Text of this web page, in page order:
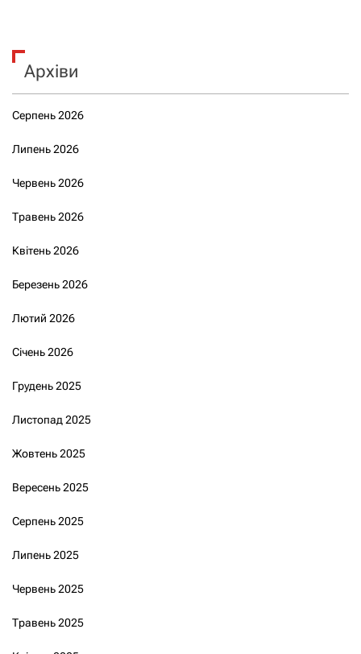
Архіви
Серпень 2026
Липень 2026
Червень 2026
Травень 2026
Квітень 2026
Березень 2026
Лютий 2026
Січень 2026
Грудень 2025
Листопад 2025
Жовтень 2025
Вересень 2025
Серпень 2025
Липень 2025
Червень 2025
Травень 2025